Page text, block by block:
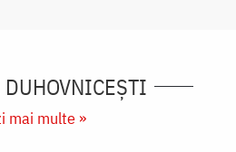
mai multe »